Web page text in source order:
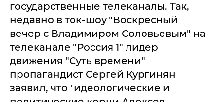
государственные телеканалы. Так,
недавно в ток-шоу "Воскресный
вечер с Владимиром Соловьевым" на
телеканале "Россия 1" лидер
движения "Суть времени"
пропагандист Сергей Кургинян
заявил, что "идеологические и